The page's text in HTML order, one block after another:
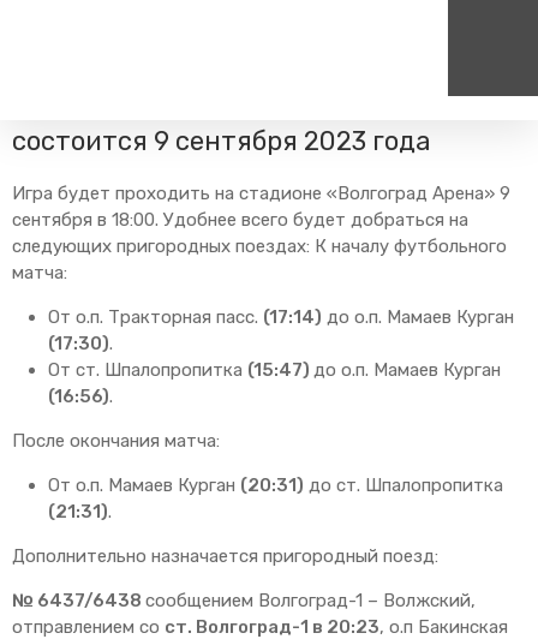
Справочник
Режим работы билетных
касс
Тарифы и льготы
Способы оплаты проезда
Абонементные билеты
Схема обращения
пригородных поездов
Мобильное приложение
Правила проезда
Для маломобильных
Туризм
Самостоятельные
Групповые маршруты
112
Футбольный матч «Ротор – Чайка»
состоится 9 сентября 2023 года
Игра будет проходить на стадионе «Волгоград Арена» 9
сентября в 18:00. Удобнее всего будет добраться на
следующих пригородных поездах: К началу футбольного
матча:
От о.п. Тракторная пасс. (17:14) до о.п. Мамаев Курган
(17:30).
От ст. Шпалопропитка (15:47) до о.п. Мамаев Курган
(16:56).
После окончания матча:
От о.п. Мамаев Курган (20:31) до ст. Шпалопропитка
(21:31).
Дополнительно назначается пригородный поезд:
№ 6437/6438 сообщением Волгоград-1 – Волжский,
отправлением со ст. Волгоград-1 в 20:23, о.п Бакинская